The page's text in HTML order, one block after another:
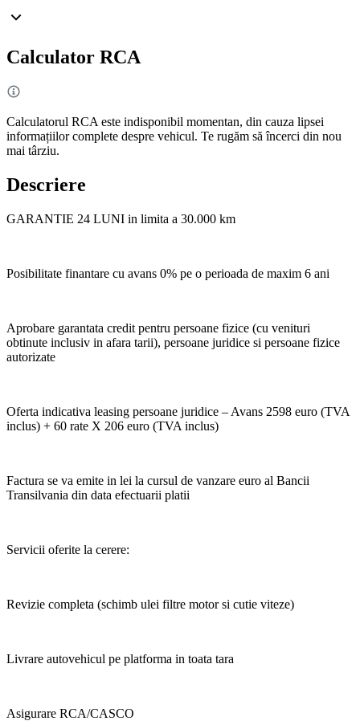
Calculator RCA
Calculatorul RCA este indisponibil momentan, din cauza lipsei
informațiilor complete despre vehicul. Te rugăm să încerci din nou
mai târziu.
Descriere
GARANTIE 24 LUNI in limita a 30.000 km
Posibilitate finantare cu avans 0% pe o perioada de maxim 6 ani
Aprobare garantata credit pentru persoane fizice (cu venituri
obtinute inclusiv in afara tarii), persoane juridice si persoane fizice
autorizate
Oferta indicativa leasing persoane juridice – Avans 2598 euro (TVA
inclus) + 60 rate X 206 euro (TVA inclus)
Factura se va emite in lei la cursul de vanzare euro al Bancii
Transilvania din data efectuarii platii
Servicii oferite la cerere:
Revizie completa (schimb ulei filtre motor si cutie viteze)
Livrare autovehicul pe platforma in toata tara
Asigurare RCA/CASCO